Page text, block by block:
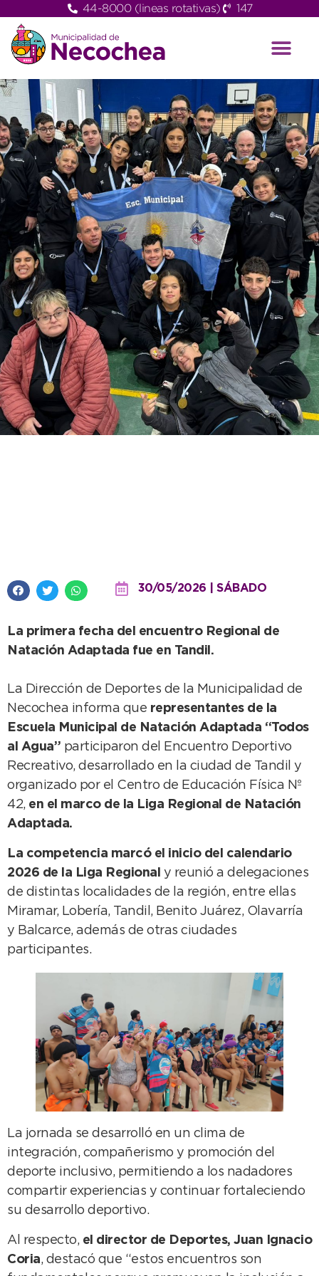
44-8000 (lineas rotativas) 147
30/05/2026 | SÁBADO
La primera fecha del encuentro Regional de
Natación Adaptada fue en Tandil.
La Dirección de Deportes de la Municipalidad de
Necochea informa que representantes de la
Escuela Municipal de Natación Adaptada “Todos
al Agua” participaron del Encuentro Deportivo
Recreativo, desarrollado en la ciudad de Tandil y
organizado por el Centro de Educación Física Nº
42,en el marco de la Liga Regional de Natación
Adaptada.
La competencia marcó el inicio del calendario
2026 de la Liga Regional
y reunió a delegaciones
de distintas localidades de la región, entre ellas
Miramar, Lobería, Tandil, Benito Juárez, Olavarría
y Balcarce, además de otras ciudades
participantes.
La jornada se desarrolló en un clima de
integración, compañerismo y promoción del
deporte inclusivo, permitiendo a los nadadores
compartir experiencias y continuar fortaleciendo
su desarrollo deportivo.
Al respecto, el director de Deportes, Juan Ignacio
Coria, destacó que “estos encuentros son